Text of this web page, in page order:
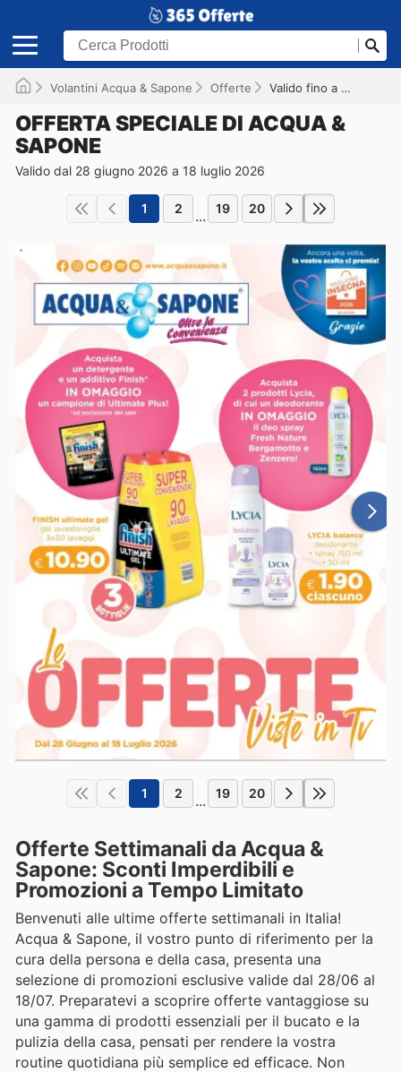
Volantini Acqua & Sapone Offerte Valido fino a 18/07/2026
OFFERTA SPECIALE DI ACQUA &
SAPONE
Valido dal 28 giugno 2026 a 18 luglio 2026
1 2 ... 19 20
1 2 ... 19 20
Offerte Settimanali da Acqua &
Sapone: Sconti Imperdibili e
Promozioni a Tempo Limitato
Benvenuti alle ultime offerte settimanali in Italia!
Acqua & Sapone, il vostro punto di riferimento per la
cura della persona e della casa, presenta una
selezione di promozioni esclusive valide dal 28/06 al
18/07. Preparatevi a scoprire offerte vantaggiose su
una gamma di prodotti essenziali per il bucato e la
pulizia della casa, pensati per rendere la vostra
routine quotidiana più semplice ed efficace. Non